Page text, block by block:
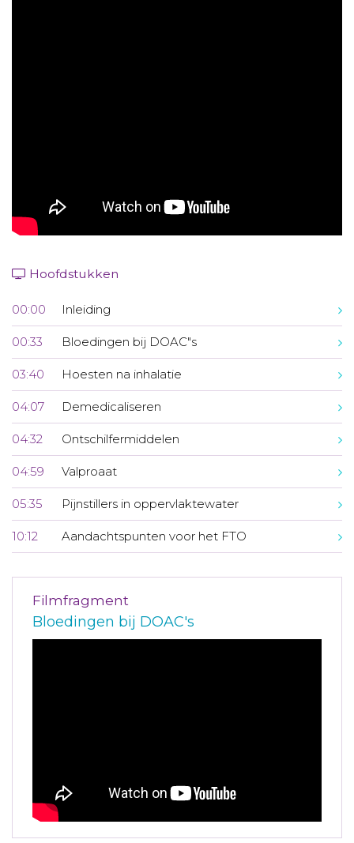
Hoofdstukken
00:00 Inleiding
00:33 Bloedingen bij DOAC"s
03:40 Hoesten na inhalatie
04:07 Demedicaliseren
04:32 Ontschilfermiddelen
04:59 Valproaat
05:35 Pijnstillers in oppervlaktewater
10:12 Aandachtspunten voor het FTO
Filmfragment
Bloedingen bij DOAC's